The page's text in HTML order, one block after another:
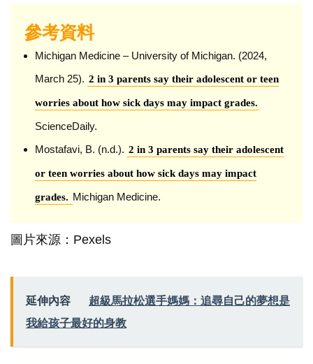
參考資料
Michigan Medicine – University of Michigan. (2024,
March 25). 2 in 3 parents say their adolescent or teen
worries about how sick days may impact grades.
ScienceDaily.
Mostafavi, B. (n.d.). 2 in 3 parents say their adolescent
or teen worries about how sick days may impact
grades. Michigan Medicine.
圖片來源：Pexels
延伸內容
超級馬拉松選手媽媽：追尋自己的夢想是
我給孩子最好的身教